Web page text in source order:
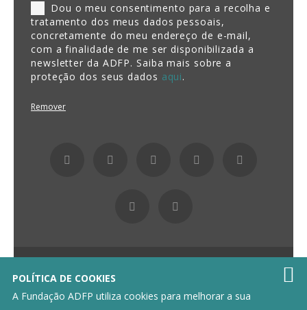
POLÍTICA DE COOKIES
A Fundação ADFP utiliza cookies para melhorar a sua

Dou o meu consentimento para a recolha e
tratamento dos meus dados pessoais,
concretamente do meu endereço de e-mail,
com a finalidade de me ser disponibilizada a
newsletter da ADFP. Saiba mais sobre a
proteção dos seus dados aqui.
Remover
Política de Privacidade